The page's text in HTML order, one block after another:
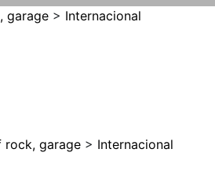
garage > Internacional
rock, garage > Internacional